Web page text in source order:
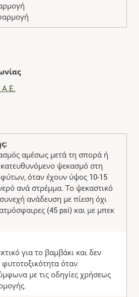
αμέσως μετά τη σπορά ή
ψεκασμό στη
όταν έχουν ύψος 10-15
ανά στρέμμα. Το ψεκαστικό
ανάδευση με πίεση όχι
(45 psi) και με μπεκ
για το βαμβάκι και δεν
όταν
με τις οδηγίες χρήσεως